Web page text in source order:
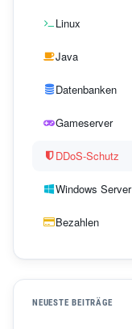
Linux
Java
Datenbanken
Gameserver
DDoS-Schutz
Windows Server
Bezahlen
NEUESTE BEITRÄGE